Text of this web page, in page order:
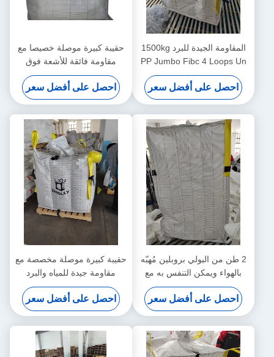
المقاومة الجيدة للبرد 1500kg
PP Jumbo Fibc 4 Loops Un
أكياس حزم غير معتمدة لنقل
البضائع الكبيرة الثقيلة
احصل على أفضل سعر
حقيبة كبيرة موصلة خصيصا مع
مقاومة فائقة للأشعة فوق
البنفسجية ومقاومة للتآكل
احصل على أفضل سعر
2 طن من البولي بروبلين مُهبّه
بالهواء ويمكن التنفس به مع
مقاومة كيميائية ممتازة ونسيج
موصل
احصل على أفضل سعر
حقيبة كبيرة موصلة مخصصة مع
مقاومة جيدة للمياه والبرد
احصل على أفضل سعر